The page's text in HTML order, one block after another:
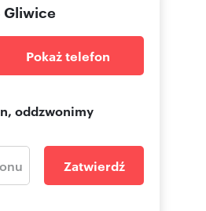
Gliwice
Pokaż telefon
oddzwonimy
Zatwierdź